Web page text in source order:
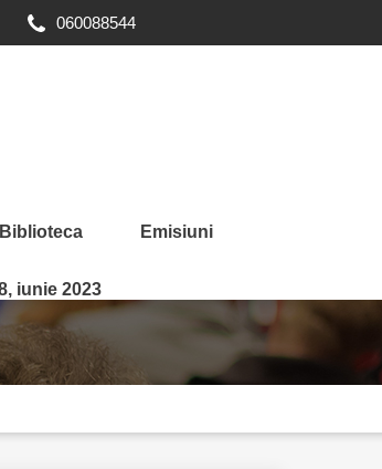
060088544
Biblioteca Emisiuni
iunie 2023